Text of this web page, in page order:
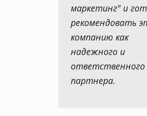
маркетинг" и
рекомендовать
компанию как
надежного и
ответственного
партнера.